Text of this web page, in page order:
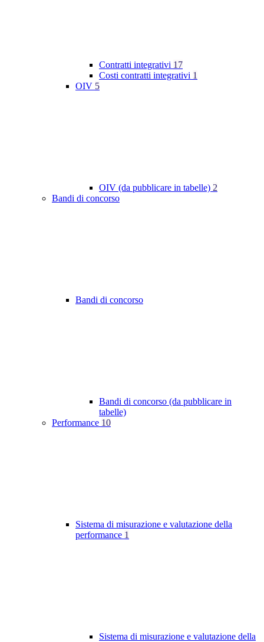
Contratti integrativi 17
Costi contratti integrativi 1
OIV 5
OIV (da pubblicare in tabelle) 2
Bandi di concorso
Bandi di concorso
Bandi di concorso (da pubblicare in
tabelle)
Performance 10
Sistema di misurazione e valutazione della
performance 1
Sistema di misurazione e valutazione della